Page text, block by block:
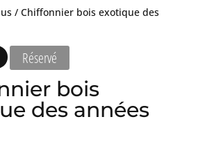
/ Chiffonnier bois exotique des
Réservé
bois
des années